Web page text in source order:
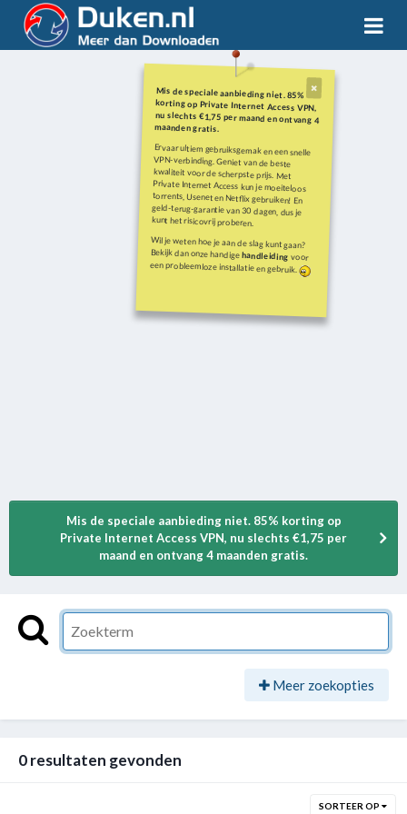
Mis de speciale aanbieding niet. 85%
korting op Private Internet Access VPN,
nu slechts €1,75 per maand en ontvang 4
maanden gratis.
Ervaar ultiem gebruiksgemak en een snelle
VPN-verbinding. Geniet van de beste
kwaliteit voor de scherpste prijs. Met
Private Internet Access kun je moeiteloos
torrents, Usenet en Netflix gebruiken! En
geld-terug-garantie van 30 dagen, dus je
kunt het risicovrij proberen.
Wil je weten hoe je aan de slag kunt gaan?
Bekijk dan onze handigehandleiding voor
een probleemloze installatie en gebruik.
Mis de speciale aanbieding niet. 85% korting op
Private Internet Access VPN, nu slechts €1,75 per
maand en ontvang 4 maanden gratis.
Meer zoekopties
0 resultaten gevonden
SORTEER OP